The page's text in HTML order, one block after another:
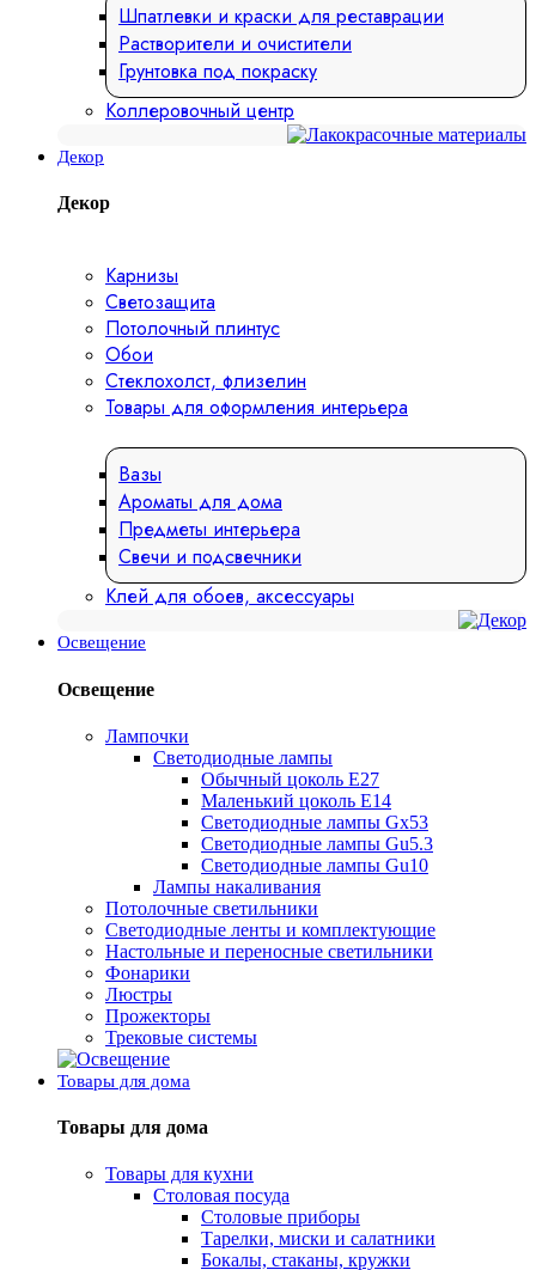
Шпатлевки и краски для реставрации
Растворители и очистители
Грунтовка под покраску
Коллеровочный центр
Декор
Декор
Карнизы
Светозащита
Потолочный плинтус
Обои
Стеклохолст, флизелин
Товары для оформления интерьера
Вазы
Ароматы для дома
Предметы интерьера
Свечи и подсвечники
Клей для обоев, аксессуары
Освещение
Освещение
Лампочки
Светодиодные лампы
Обычный цоколь Е27
Маленький цоколь Е14
Светодиодные лампы Gx53
Светодиодные лампы Gu5.3
Светодиодные лампы Gu10
Лампы накаливания
Потолочные светильники
Светодиодные ленты и комплектующие
Настольные и переносные светильники
Фонарики
Люстры
Прожекторы
Трековые системы
Товары для дома
Товары для дома
Товары для кухни
Столовая посуда
Столовые приборы
Тарелки, миски и салатники
Бокалы, стаканы, кружки